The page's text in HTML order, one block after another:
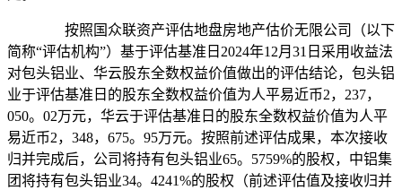
按照国众联资产评估地盘房地产估价无限公司（以下
简称“评估机构”）基于评估基准日2024年12月31日采用收益法
对包头铝业、华云股东全数权益价值做出的评估结论，包头铝
业于评估基准日的股东全数权益价值为人平易近币2，237，
050。02万元，华云于评估基准日的股东全数权益价值为人平
易近币2，348，675。95万元。按照前述评估成果，本次接收
归并完成后，公司将持有包头铝业65。5759%的股权，中铝集
团将持有包头铝业34。4241%的股权（前述评估值及接收归并